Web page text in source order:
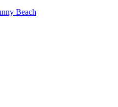
Beach